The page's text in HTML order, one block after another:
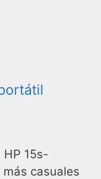
15s-
casuales